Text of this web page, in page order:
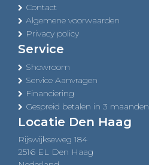
Contact
Algemene voorwaarden
Privacy policy
Service
Showroom
Service Aanvragen
Financiering
Gespreid betalen in 3 maanden
Locatie Den Haag
Rijswijkseweg 184
2516 EL Den Haag